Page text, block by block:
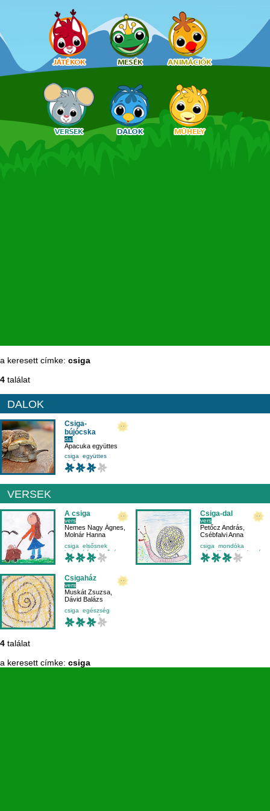
a keresett címke: csiga
4 találat
DALOK
Csiga-
bújócska
dal
Apacuka együttes
csiga
együttes
elsősnek tavasz
VERSEK
A csiga
vers
Nemes Nagy Ágnes
Molnár Hanna
csiga
elsősnek
helyesírás
kettőzés
Csiga-dal
vers
Petőcz András
Csébfalvi Anna
csiga
mondóka
másodikosnak
olvasás
Csigaház
vers
Muskát Zsuzsa
Dávid Balázs
csiga
egészség
mese-vers
rím
4 találat
a keresett címke: csiga